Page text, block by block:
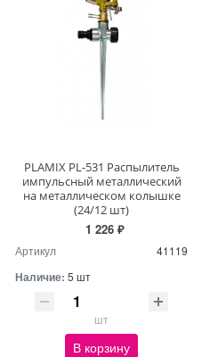
PLAMIX PL-531 Распылитель
импульсный металлический
на металлическом колышке
(24/12 шт)
1 226 ₽
Артикул 41119
Наличие: 5 шт
шт
В корзину